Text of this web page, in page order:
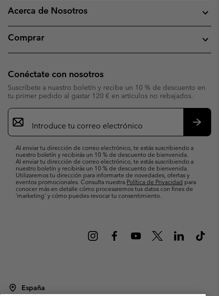
Acerca de Nosotros
Comprar
Conéctate con nosotros
Suscríbete a nuestro boletín y recibe un 10 % de descuento en
tu primer pedido al gastar 120 € en artículos no rebajados.
Suscripción
de
correo
Al enviar tu dirección de correo electrónico, te estás suscribiendo a
nuestro boletín y recibirás un 10 % de descuento de bienvenida.
Al enviar tu dirección de correo electrónico, te estás suscribiendo a
nuestro boletín y recibirás un 10 % de descuento de bienvenida.
Utilizaremos tu dirección para informarte de novedades, ofertas y
eventos promocionales. Consulta nuestra Política de Privacidad para
conocer más en detalle cómo procesaremos tus datos con fines de
’marketing’ y cómo puedes revocar tu consentimiento.
España